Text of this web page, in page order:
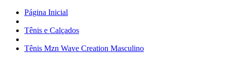
Página Inicial
Tênis e Calçados
Tênis Mzn Wave Creation Masculino